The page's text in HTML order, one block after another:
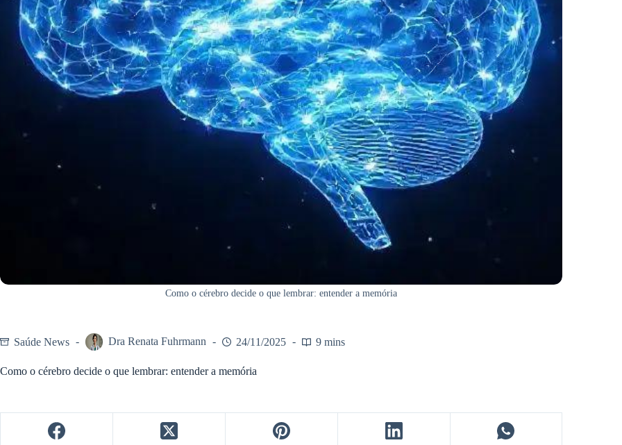
Como o cérebro decide o que lembrar: entender a memória
Saúde News Dra Renata Fuhrmann 24/11/2025 9 mins
Como o cérebro decide o que lembrar: entender a memória